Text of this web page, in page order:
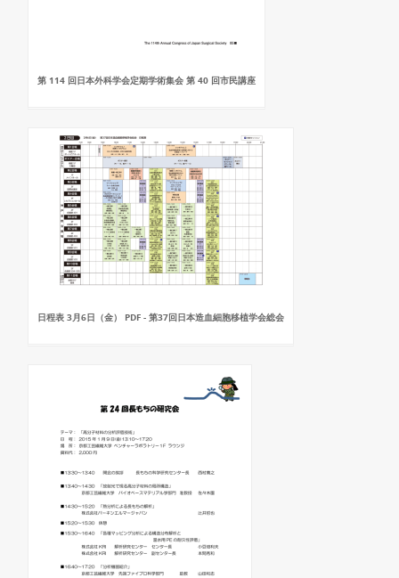
第 114 回日本外科学会定期学術集会 第 40 回市民講座
日程表 3月6日（金） PDF - 第37回日本造血細胞移植学会総会